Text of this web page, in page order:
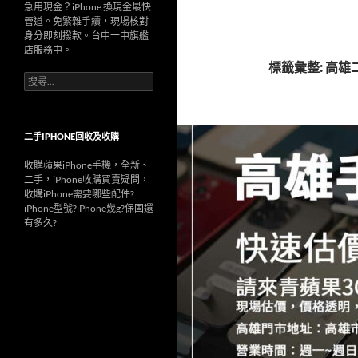
標籤彙整: 高雄
急用現金？iPhone 換現金最快
管道。免繁雜手續，現場核對
身分即刻撥款。台中一中旗艦
店服務中。
搜
尋
字:
二手IPHONE回收及收購
收購蘋果iPhone手機，全新、
二手，iPhone收購買賣疑問，
收購iPhone需要哪些配件?
iPhone型號?iPhone幾g?保固還
有多久?